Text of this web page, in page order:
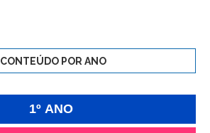
CONTEÚDO POR ANO
1º ANO